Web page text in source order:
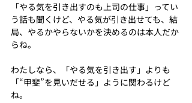
「やる気を引き出すのも上司の仕事」ってい
う話も聞くけど、やる気が引き出せても、結
局、やるかやらないかを決めるのは本人だか
らね。
わたしなら、「やる気を引き出す」よりも
「“甲斐”を見いだせる」ように関わるけど
ね。